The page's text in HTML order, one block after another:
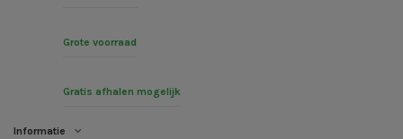
Grote voorraad
Gratis afhalen mogelijk
Informatie